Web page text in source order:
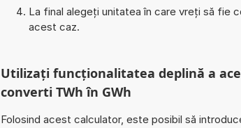
La final alegeți unitatea în care vreți să fie
acest caz.
Utilizați funcționalitatea deplină a
converti TWh în GWh
Folosind acest calculator, este posibil să